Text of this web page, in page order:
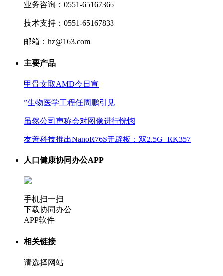
业务咨询：0551-65167366
技术支持：0551-65167838
邮箱：hz@163.com
主要产品
甲骨文取AMD今日宣
”生物医学工程任周鹏引见
虽然公司声称会对图像进行恍惚
友善科技推出NanoR76S开辟板：双2.5G+RK357
人口健康协同办公APP
手机扫一扫
下载协同办公
APP软件
相关链接
请选择网站